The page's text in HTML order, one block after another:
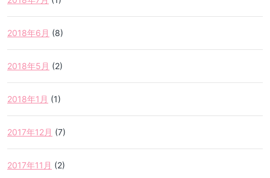
2018年6月 (8)
2018年5月 (2)
2018年1月 (1)
2017年12月 (7)
2017年11月 (2)